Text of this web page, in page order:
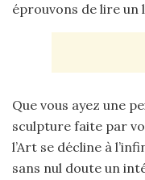
éprouvons de lire un
Que vous ayez une
sculpture faite par
l’Art se décline à
sans nul doute un